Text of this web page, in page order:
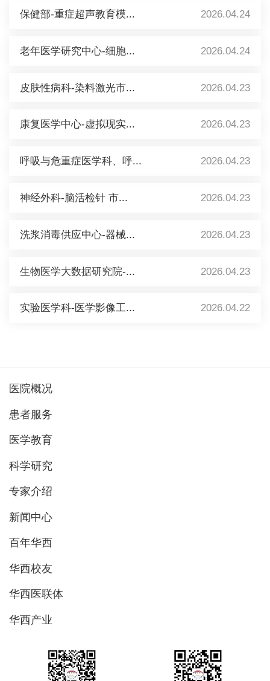
保健部-重症超声教育模... 2026.04.24
老年医学研究中心-细胞... 2026.04.24
皮肤性病科-染料激光市... 2026.04.23
康复医学中心-虚拟现实... 2026.04.23
呼吸与危重症医学科、呼... 2026.04.23
神经外科-脑活检针 市... 2026.04.23
洗浆消毒供应中心-器械... 2026.04.23
生物医学大数据研究院-... 2026.04.23
实验医学科-医学影像工... 2026.04.22
医院概况
患者服务
医学教育
科学研究
专家介绍
新闻中心
百年华西
华西校友
华西医联体
华西产业